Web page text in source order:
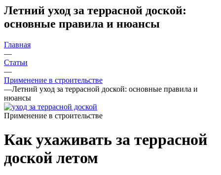
Летний уход за террасной доской:
основные правила и нюансы
Главная
—
Статьи
—
Применение в строительстве
—Летний уход за террасной доской: основные правила и
нюансы
Применение в строительстве
Как ухаживать за террасной
доской летом